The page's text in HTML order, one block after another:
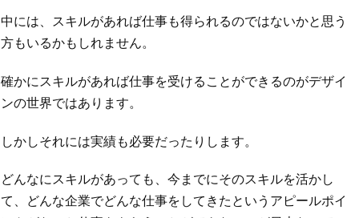
中には、スキルがあれば仕事も得られるのではないかと思う
方もいるかもしれません。
確かにスキルがあれば仕事を受けることができるのがデザイ
ンの世界ではあります。
しかしそれには実績も必要だったりします。
どんなにスキルがあっても、今までにそのスキルを活かし
て、どんな企業でどんな仕事をしてきたというアピールポイ